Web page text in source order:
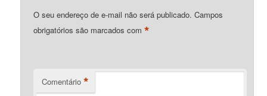
O seu endereço de e-mail não será publicado. Campos
obrigatórios são marcados com*
Comentário *